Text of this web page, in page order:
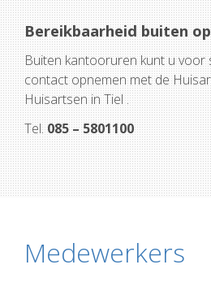
Bereikbaarheid buiten
Buiten kantooruren kunt u voor
contact opnemen met de
Huisartsen in Tiel .
Tel.085 – 5801100
Medewerkers